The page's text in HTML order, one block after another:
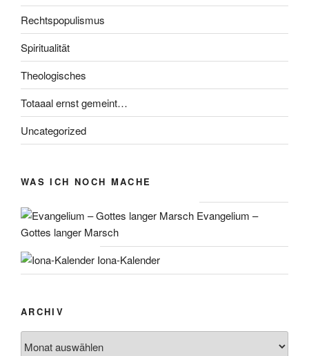
Rechtspopulismus
Spiritualität
Theologisches
Totaaal ernst gemeint…
Uncategorized
WAS ICH NOCH MACHE
Evangelium –
Gottes langer Marsch
Iona-Kalender
ARCHIV